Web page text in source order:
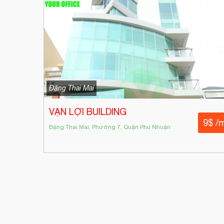
Đặng Thai Mai
VẠN LỢI BUILDING
Đặng Thai Mai, Phường 7, Quận Phú Nhuận 9$ /